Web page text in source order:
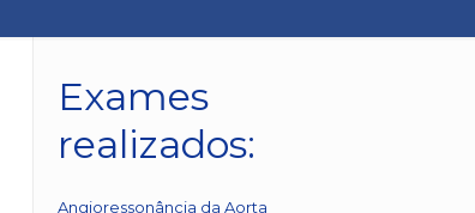
Exames
realizados:
Angioressonância da Aorta